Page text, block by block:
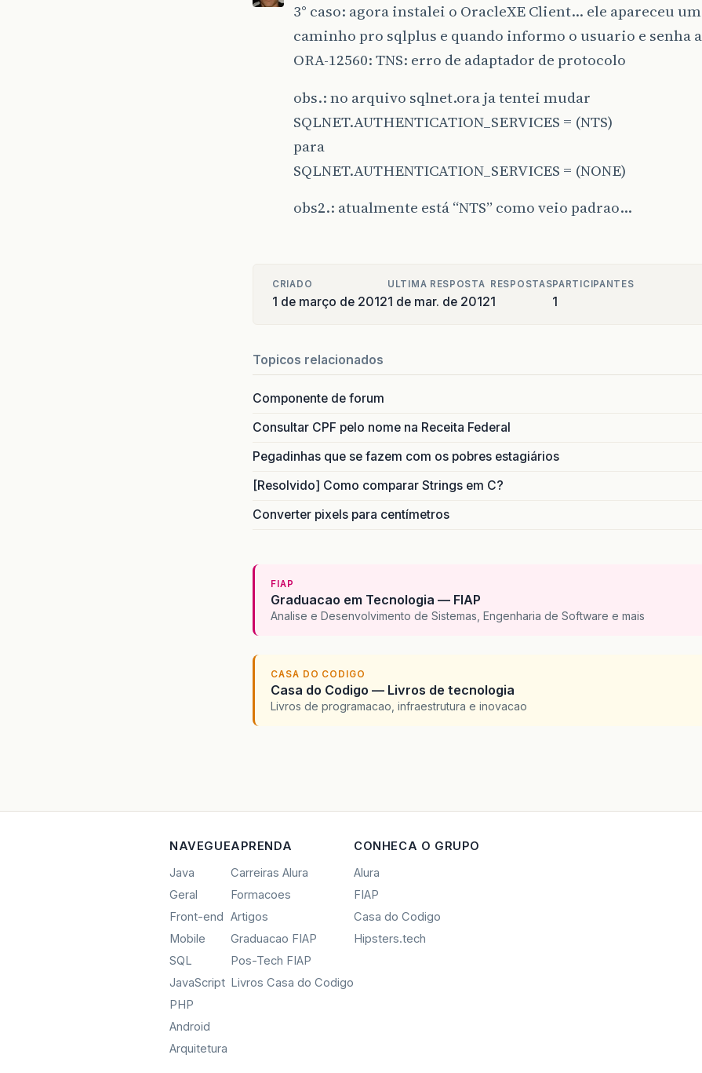
3° caso: agora instalei o OracleXE Client… ele apareceu
caminho pro sqlplus e quando informo o usuario e senha
ORA-12560: TNS: erro de adaptador de protocolo
obs.: no arquivo sqlnet.ora ja tentei mudar
SQLNET.AUTHENTICATION_SERVICES = (NTS)
para
SQLNET.AUTHENTICATION_SERVICES = (NONE)
obs2.: atualmente está “NTS” como veio padrao…
CRIADO
1 de março de 2012
ULTIMA RESPOSTA
1 de mar. de 2012
RESPOSTAS
1
PARTICIPANTES
1
Topicos relacionados
Componente de forum
Consultar CPF pelo nome na Receita Federal
Pegadinhas que se fazem com os pobres estagiários
[Resolvido] Como comparar Strings em C?
Converter pixels para centímetros
FIAP
Graduacao em Tecnologia — FIAP
Analise e Desenvolvimento de Sistemas, Engenharia de Software e mais
CASA DO CODIGO
Casa do Codigo — Livros de tecnologia
Livros de programacao, infraestrutura e inovacao
NAVEGUE
Java
Geral
Front-end
Mobile
SQL
JavaScript
PHP
Android
Arquitetura
APRENDA
Carreiras Alura
Formacoes
Artigos
Graduacao FIAP
Pos-Tech FIAP
Livros Casa do Codigo
CONHECA O GRUPO
Alura
FIAP
Casa do Codigo
Hipsters.tech